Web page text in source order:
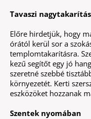
Tavaszi nagytakarítás
Előre hirdetjük, hogy
órától kerül sor a
templomtakarításra.
kezű segítőt egy jó
szeretné szebbé
környezetét. Kerti
eszközöket hozzanak
Szentek nyomában